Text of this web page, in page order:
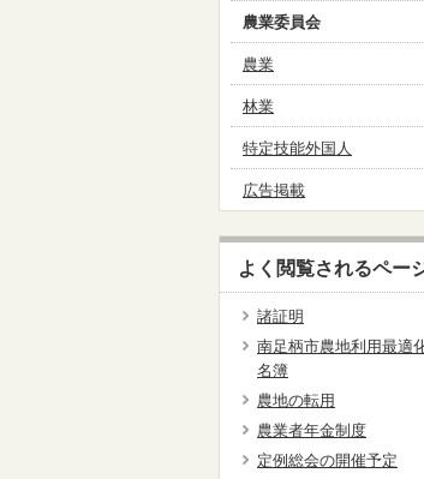
農業委員会
農業
林業
特定技能外国人
広告掲載
よく閲覧されるペー
諸証明
南足柄市農地利用最適
名簿
農地の転用
農業者年金制度
定例総会の開催予定